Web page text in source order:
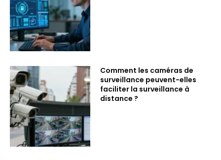
Comment les caméras de
surveillance peuvent-elles
faciliter la surveillance à
distance ?